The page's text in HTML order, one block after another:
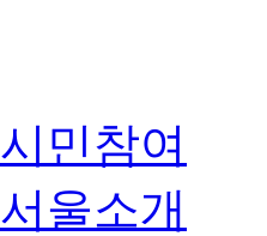
시민참여
서울소개